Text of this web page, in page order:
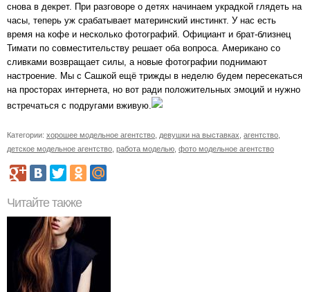
снова в декрет. При разговоре о детях начинаем украдкой глядеть на
часы, теперь уж срабатывает материнский инстинкт. У нас есть
время на кофе и несколько фотографий. Официант и брат-близнец
Тимати по совместительству решает оба вопроса. Американо со
сливками возвращает силы, а новые фотографии поднимают
настроение. Мы с Сашкой ещё трижды в неделю будем пересекаться
на просторах интернета, но вот ради положительных эмоций и нужно
встречаться с подругами вживую.
Категории: хорошее модельное агентство девушки на выставках агентство
детское модельное агентство работа моделью фото модельное агентство
Читайте также